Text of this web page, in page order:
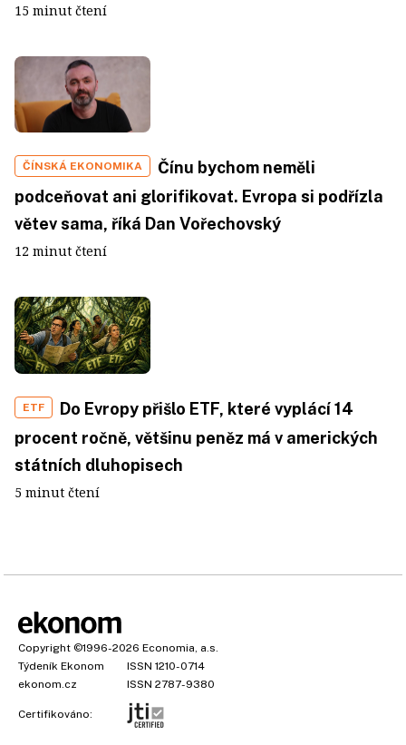
15 minut čtení
ČÍNSKÁ EKONOMIKA
Čínu bychom neměli
podceňovat ani glorifikovat. Evropa si podřízla
větev sama, říká Dan Vořechovský
12 minut čtení
ETF
Do Evropy přišlo ETF, které vyplácí 14
procent ročně, většinu peněz má v amerických
státních dluhopisech
5 minut čtení
Copyright ©1996-2026 Economia, a.s.
Týdeník Ekonom
ISSN 1210-0714
ekonom.cz
ISSN 2787-9380
Certifikováno: